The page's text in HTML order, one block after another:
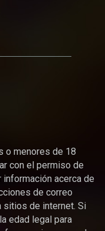
o menores de 18
con el permiso de
acerca de
de correo
sitios de internet. Si
edad legal para